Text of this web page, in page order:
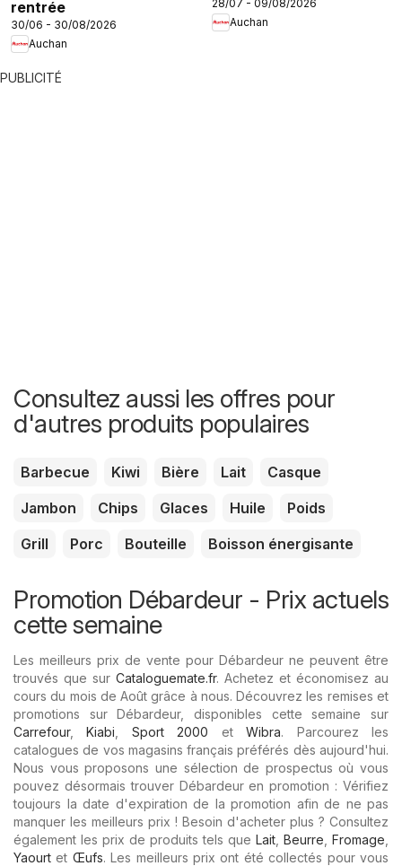
rentrée
30/06 - 30/08/2026
Auchan
28/07 - 09/08/2026
Auchan
PUBLICITÉ
Consultez aussi les offres pour
d'autres produits populaires
Barbecue Kiwi Bière Lait
Casque
Jambon
Chips Glaces Huile
Poids
Grill
Porc Bouteille Boisson énergisante
Promotion Débardeur - Prix ​​actuels
cette semaine
Les meilleurs prix de vente pour Débardeur ne peuvent être
trouvés que sur Cataloguemate.fr. Achetez et économisez au
cours du mois de Août grâce à nous. Découvrez les remises et
promotions sur Débardeur, disponibles cette semaine sur
Carrefour,Kiabi Sport 2000 etWibra. Parcourez les
catalogues de vos magasins français préférés dès aujourd'hui.
Nous vous proposons une sélection de prospectus où vous
pouvez désormais trouver Débardeur en promotion : Vérifiez
toujours la date d'expiration de la promotion afin de ne pas
manquer les meilleurs prix ! Besoin d'acheter plus ? Consultez
également les prix de produits tels que Lait Beurre Fromage
Yaourt et Œufs. Les meilleurs prix ont été collectés pour vous